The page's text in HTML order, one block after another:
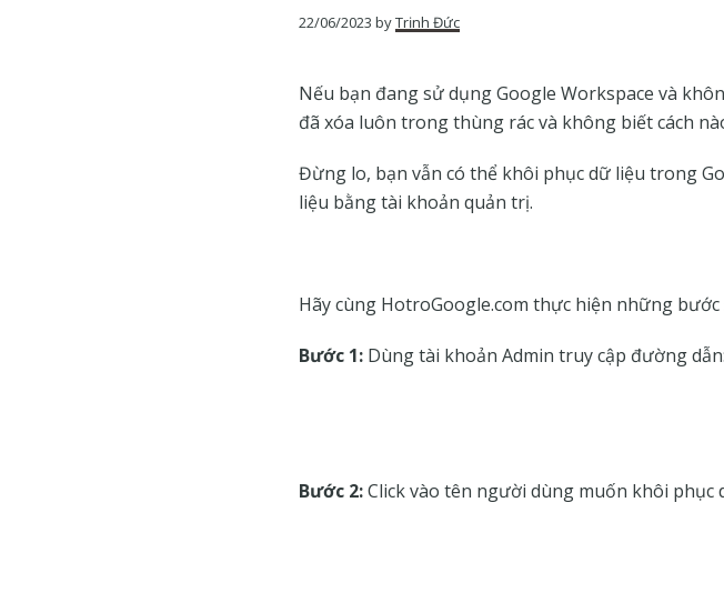
22/06/2023 byTrịnh Đức
Nếu bạn đang sử dụng Google Workspace và
đã xóa luôn trong thùng rác và không biết cách
Đừng lo, bạn vẫn có thể khôi phục dữ liệu trong
liệu bằng tài khoản quản trị.
Hãy cùng HotroGoogle.com thực hiện những bước
Bước 1: Dùng tài khoản Admin truy cập đường
Bước 2:Click vào tên người dùng muốn khôi phục